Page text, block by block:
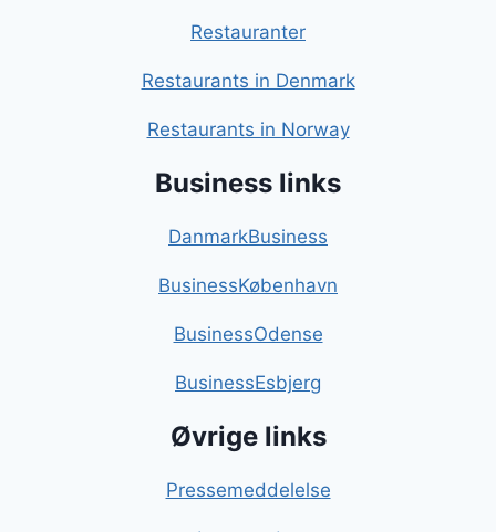
Restauranter
Restaurants in Denmark
Restaurants in Norway
Business links
DanmarkBusiness
BusinessKøbenhavn
BusinessOdense
BusinessEsbjerg
Øvrige links
Pressemeddelelse